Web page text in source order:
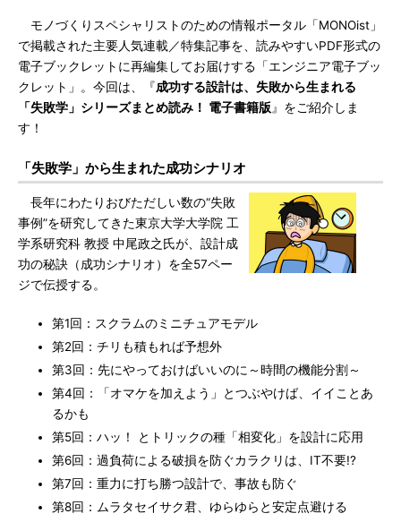
モノづくりスペシャリストのための情報ポータル「MONOist」
で掲載された主要人気連載／特集記事を、読みやすいPDF形式の
電子ブックレットに再編集してお届けする「エンジニア電子ブッ
クレット」。今回は、『成功する設計は、失敗から生まれる
「失敗学」シリーズまとめ読み！ 電子書籍版 』をご紹介しま
す！
「失敗学」から生まれた成功シナリオ
長年にわたりおびただしい数の“失敗
事例”を研究してきた東京大学大学院 工
学系研究科 教授 中尾政之氏が、設計成
功の秘訣（成功シナリオ）を全57ペー
ジで伝授する。
第1回：スクラムのミニチュアモデル
第2回：チリも積もれば予想外
第3回：先にやっておけばいいのに～時間の機能分割～
第4回：「オマケを加えよう」とつぶやけば、イイことあ
るかも
第5回：ハッ！ とトリックの種「相変化」を設計に応用
第6回：過負荷による破損を防ぐカラクリは、IT不要!?
第7回：重力に打ち勝つ設計で、事故も防ぐ
第8回：ムラタセイサク君、ゆらゆらと安定点避ける